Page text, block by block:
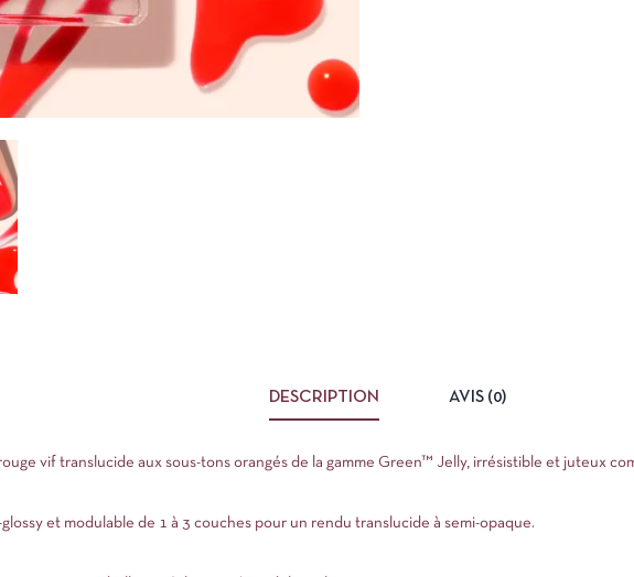
DESCRIPTION AVIS (0)
vif translucide aux sous-tons orangés de la gamme Green™ Jelly, irrésistible et juteux
et modulable de 1 à 3 couches pour un rendu translucide à semi-opaque.